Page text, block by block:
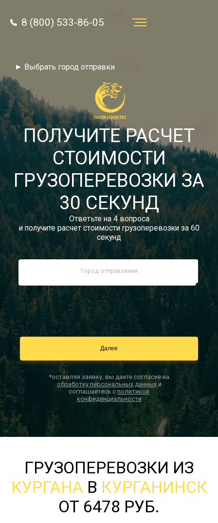
8 (800) 533-86-05
Звонок по России бесплатный
autotransport24@yandex.ru
Заказать звонок
Тарифы
Отзывы
Статьи
Новости
Документы
Контакты
► Выбрать город отправки
8 (800) 533-86-05
ПОЛУЧИТЕ РАСЧЕТ
СТОИМОСТИ
ГРУЗОПЕРЕВОЗКИ ЗА
30 СЕКУНД
Ответьте на 4 вопроса
и получите расчет стоимости грузоперевозки за 60
секунд
*оставляя заявку, вы даете согласие на
обработку персональных данныхи
соглашаетесь с политикой
конфиденциальности
ГРУЗОПЕРЕВОЗКИ ИЗ
КУРГАНАВ КУРГАНИНСК
ОТ 6478 РУБ.